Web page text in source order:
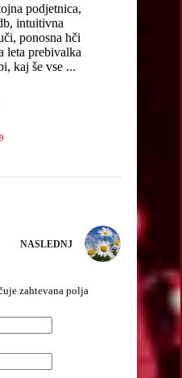
podjetnica,
intuitivna
ponosna hči
leta prebivalka
kaj še vse ...
NASLEDNJ
zahtevana polja